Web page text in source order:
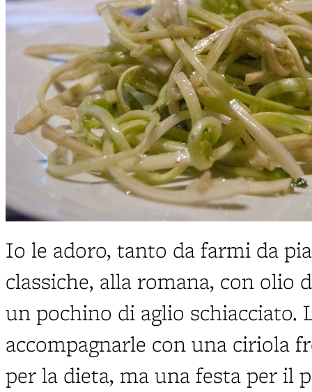
Io le adoro, tanto da farmi da
classiche, alla romana, con olio
un pochino di aglio schiacciato.
accompagnarle con una ciriola
per la dieta, ma una festa per il